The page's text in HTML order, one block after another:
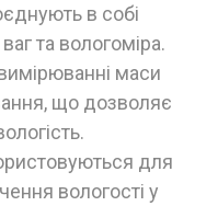
в собі
та вологоміра.
маси
що дозволяє
для
вологості у